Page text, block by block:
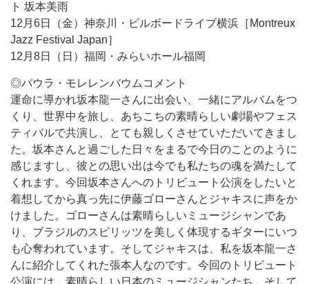
ト 坂本美雨
12月6日（金）神奈川・ビルボードライブ横浜［Montreux
Jazz Festival Japan］
12月8日（日）福岡・みらいホール福岡
◎パウラ・モレレンバウムコメント
運命に導かれ坂本龍一さんに出会い、一緒にアルバムをつ
くり、世界中を旅し、あちこちの素晴らしい劇場やフェス
ティバルで共演し、とても親しくさせていただいてきまし
た。坂本さんと過ごした日々をまるで今日のことのように
感じますし、彼との思い出は今でも私たちの魂を満たして
くれます。今回坂本さんへのトリビュート公演をしたいと
着想してから真っ先に伊藤ゴローさんとジャキスに声をか
けました。ゴローさんは素晴らしいミュージシャンであ
り、ブラジルのスピリッツを美しく体現するギターにいつ
も心奪われています。そしてジャキスは、私を坂本龍一さ
んに紹介してくれた張本人なのです。今回のトリビュート
公演には、素晴らしい日本のミュージシャンたち、そして